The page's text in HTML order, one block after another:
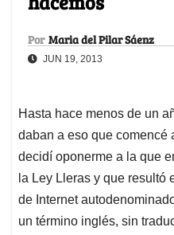
Por Maria del Pilar Sáenz
JUN 19, 2013
Hasta hace menos de un
daban a eso que comencé
decidí oponerme a la que
la Ley Lleras y que resultó
de Internet
un término inglés, sin